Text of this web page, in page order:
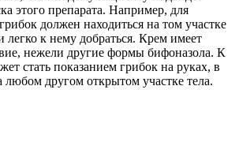
этого препарата. Например, для
должен находиться на том участке
легко к нему добраться. Крем имеет
нежели другие формы бифоназола. К
стать показанием грибок на руках, в
любом другом открытом участке тела.